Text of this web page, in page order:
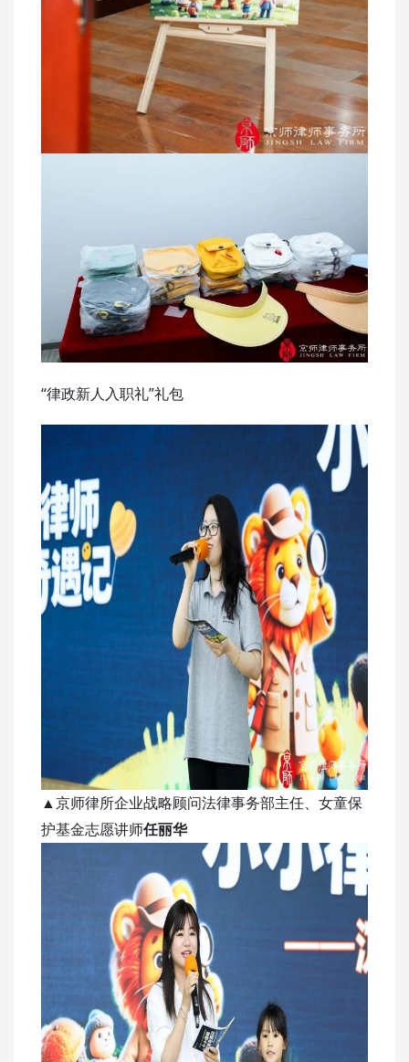
“律政新人入职礼”礼包
▲京师律所企业战略顾问法律事务部主任、女童保
护基金志愿讲师任丽华